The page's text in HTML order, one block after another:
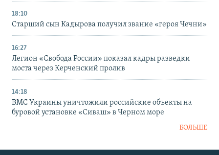
18:10
Старший сын Кадырова получил звание «героя Чечни»
16:27
Легион «Свобода России» показал кадры разведки
моста через Керченский пролив
14:18
ВМС Украины уничтожили российские объекты на
буровой установке «Сиваш» в Черном море
БОЛЬШЕ